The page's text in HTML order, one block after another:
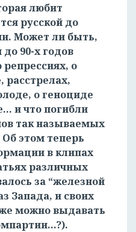
любит
русской до
Может ли быть,
90-х годов
репрессиях, о
расстрелах,
о геноциде
и что погибли
так называемых
Об этом теперь
в клипах
различных
за “железной
Запада, и своих
можно выдавать